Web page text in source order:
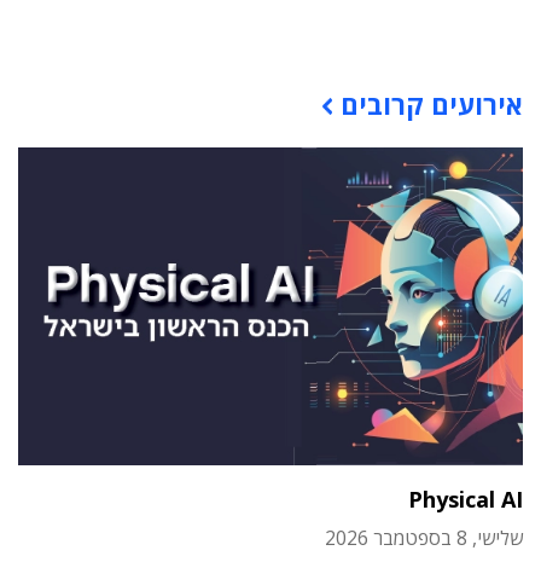
אירועים קרובים
Physical AI
שלישי, 8 בספטמבר 2026